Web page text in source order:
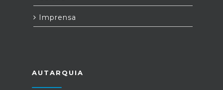
Imprensa
AUTARQUIA